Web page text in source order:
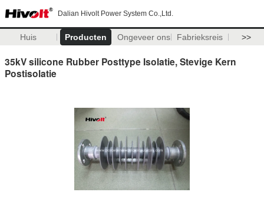
Dalian Hivolt Power System Co.,Ltd.
Huis Producten Ongeveer ons Fabrieksreis >>
35kV silicone Rubber Posttype Isolatie, Stevige Kern
Postisolatie